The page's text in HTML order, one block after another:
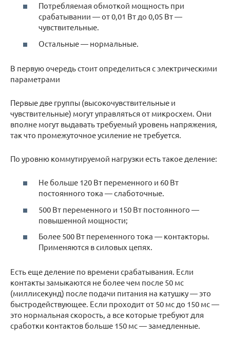
Потребляемая обмоткой мощность при
срабатывании — от 0,01 Вт до 0,05 Вт —
чувствительные.
Остальные — нормальные.
В первую очередь стоит определиться с электрическими
параметрами
Первые две группы (высокочувствительные и
чувствительные) могут управляться от микросхем. Они
вполне могут выдавать требуемый уровень напряжения,
так что промежуточное усиление не требуется.
По уровню коммутируемой нагрузки есть такое деление:
Не больше 120 Вт переменного и 60 Вт
постоянного тока — слаботочные.
500 Вт переменного и 150 Вт постоянного —
повышенной мощности;
Более 500 Вт переменного тока — контакторы.
Применяются в силовых цепях.
Есть еще деление по времени срабатывания. Если
контакты замыкаются не более чем после 50 мс
(миллисекунд) после подачи питания на катушку — это
быстродействующее. Если проходит от 50 мс до 150 мс —
это нормальная скорость, а все которые требуют для
сработки контактов больше 150 мс — замедленные.